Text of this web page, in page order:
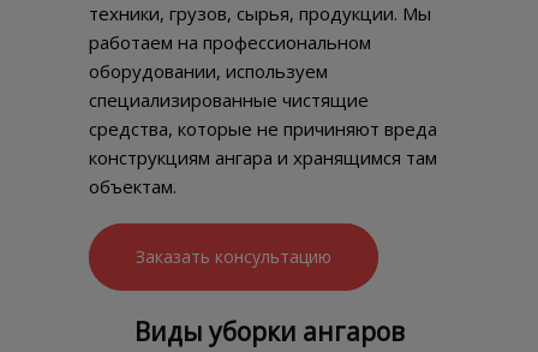
техники, грузов, сырья, продукции. Мы
работаем на профессиональном
оборудовании, используем
специализированные чистящие
средства, которые не причиняют вреда
конструкциям ангара и хранящимся там
объектам.
Заказать консультацию
Виды уборки ангаров